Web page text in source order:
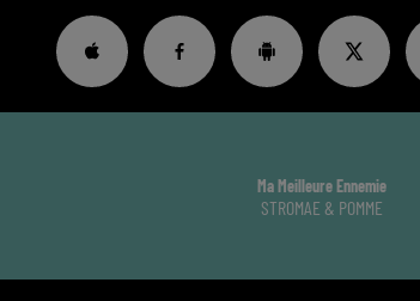
Ma Meilleure Ennemie
STROMAE & POMME